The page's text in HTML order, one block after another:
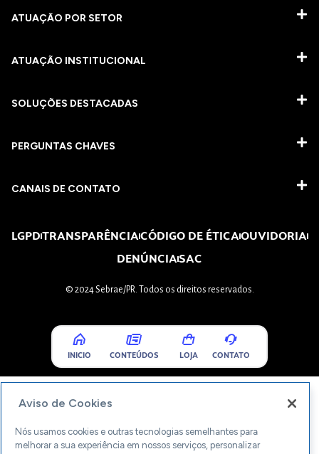
ATUAÇÃO POR SETOR
ATUAÇÃO INSTITUCIONAL
SOLUÇÕES DESTACADAS
PERGUNTAS CHAVES​
CANAIS DE CONTATO
LGPDTRANSPARÊNCIACÓDIGO DE ÉTICAOUVIDORIA
DENÚNCIASAC
© 2024 Sebrae/PR. Todos os direitos reservados.
INICIO CONTEÚDOS LOJA CONTATO
Aviso de Cookies
Nós usamos cookies e outras tecnologias semelhantes para
melhorar a sua experiência em nossos serviços, personalizar